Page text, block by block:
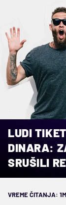
LUDI
DINARA:
SRUŠILI
VREME ČITANJA: